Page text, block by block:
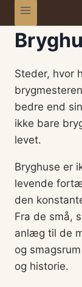
Steder, hvor
bedre end
ikke bare
levet.
Bryghuse er
levende
den
Fra de små,
anlæg til de
og
og historie.